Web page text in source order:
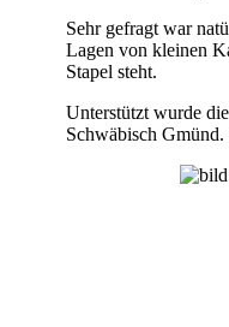
Sehr gefragt war
Lagen von kleinen
Stapel steht.
Unterstützt wurde
Schwäbisch